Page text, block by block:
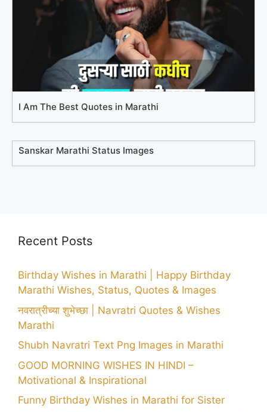
I Am The Best Quotes in Marathi
Sanskar Marathi Status Images
Recent Posts
Birthday Wishes in Marathi | Happy Birthday
Marathi Wishes, Status, Quotes & Images
नवरात्रीच्या शुभेच्छा | Navratri Quotes & Wishes
Marathi
Shubh Navratri Text Png Images in Marathi
GOOD MORNING WISHES IN HINDI –
Motivational & Inspirational
Funny Birthday Wishes in Marathi for Sister